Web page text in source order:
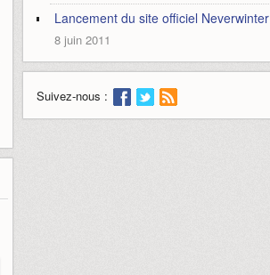
Lancement du site officiel Neverwinter
8 juin 2011
Suivez-nous :